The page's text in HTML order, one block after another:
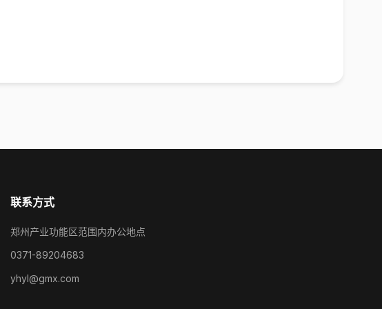
联系方式
郑州产业功能区范围内办公地点
0371-89204683
yhyl@gmx.com